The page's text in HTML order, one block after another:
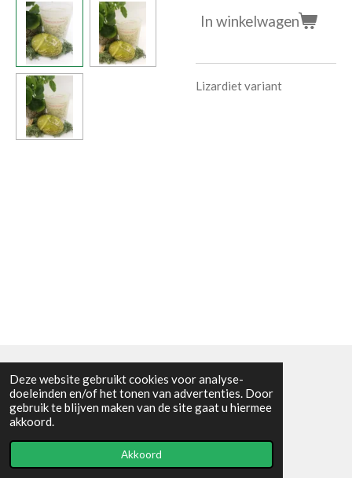
Deze website gebruikt cookies voor analyse-
doeleinden en/of het tonen van advertenties. Door
gebruik te blijven maken van de site gaat u hiermee
akkoord.
Akkoord
In winkelwagen
Lizardiet variant
Algemene voorwaarden
© 2021 - RC en mineralenshop Het vlinderpad